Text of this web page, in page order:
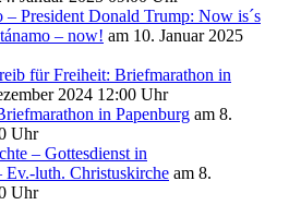
– President Donald Trump: Now is´s
– now! am 10. Januar 2025
für Freiheit: Briefmarathon in
2024 12:00 Uhr
in Papenburg am 8.
Uhr
– Gottesdienst in
luth. Christuskirche am 8.
Uhr